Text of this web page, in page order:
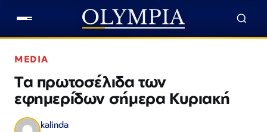
MEDIA
Τα πρωτοσέλιδα των
εφημερίδων σήμερα Κυριακή
kalinda